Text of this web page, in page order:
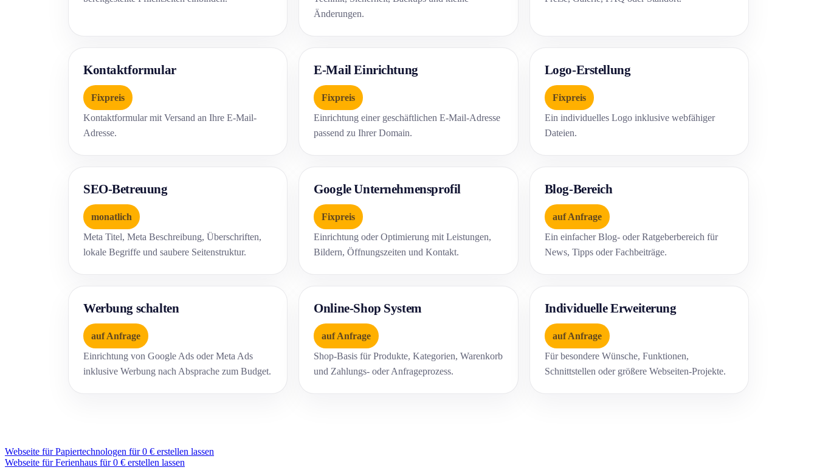
Änderungen.
Kontaktformular
Fixpreis
Kontaktformular mit Versand an Ihre E-Mail-
Adresse.
E-Mail Einrichtung
Fixpreis
Einrichtung einer geschäftlichen E-Mail-Adresse
passend zu Ihrer Domain.
Logo-Erstellung
Fixpreis
Ein individuelles Logo inklusive webfähiger
Dateien.
SEO-Betreuung
monatlich
Meta Titel, Meta Beschreibung, Überschriften,
lokale Begriffe und saubere Seitenstruktur.
Google Unternehmensprofil
Fixpreis
Einrichtung oder Optimierung mit Leistungen,
Bildern, Öffnungszeiten und Kontakt.
Blog-Bereich
auf Anfrage
Ein einfacher Blog- oder Ratgeberbereich für
News, Tipps oder Fachbeiträge.
Werbung schalten
auf Anfrage
Einrichtung von Google Ads oder Meta Ads
inklusive Werbung nach Absprache zum Budget.
Online-Shop System
auf Anfrage
Shop-Basis für Produkte, Kategorien, Warenkorb
und Zahlungs- oder Anfrageprozess.
Individuelle Erweiterung
auf Anfrage
Für besondere Wünsche, Funktionen,
Schnittstellen oder größere Webseiten-Projekte.
Webseite für Papiertechnologen für 0 € erstellen lassen
Webseite für Ferienhaus für 0 € erstellen lassen